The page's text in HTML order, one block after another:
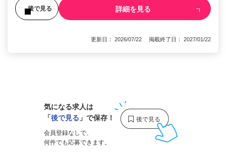
後で見る 詳細を見る
更新日： 2026/07/22 掲載終了日： 2027/01/22
気になる求人は
「後で見る 」で保存！
会員登録なしで、
何件でも応募できます。